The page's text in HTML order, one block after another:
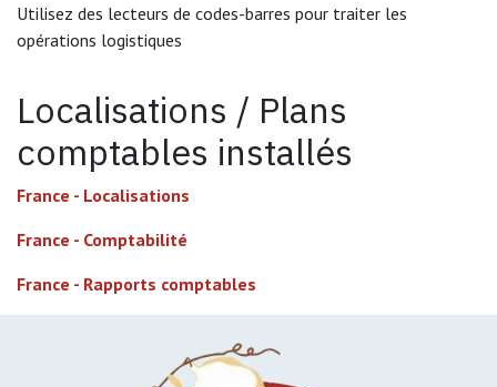
Utilisez des lecteurs de codes-barres pour traiter les
opérations logistiques
Localisations / Plans
comptables installés
France - Localisations
France - Comptabilité
France - Rapports comptables